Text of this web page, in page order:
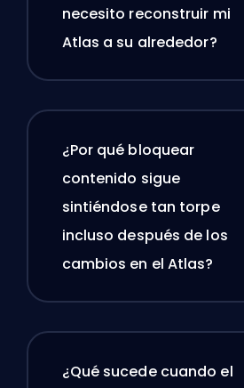
necesito reconstruir mi
Atlas a su alrededor?
¿Por qué bloquear
contenido sigue
sintiéndose tan torpe
incluso después de los
cambios en el Atlas?
¿Qué sucede cuando el